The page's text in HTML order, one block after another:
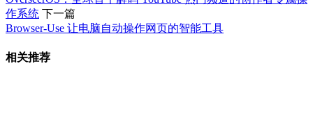
作系统 下一篇
Browser-Use 让电脑自动操作网页的智能工具
相关推荐